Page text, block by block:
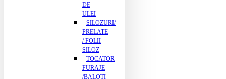
DE
ULEI
SILOZURI/
PRELATE
/ FOLII
SILOZ
TOCATOR
FURAJE
/BALOTI